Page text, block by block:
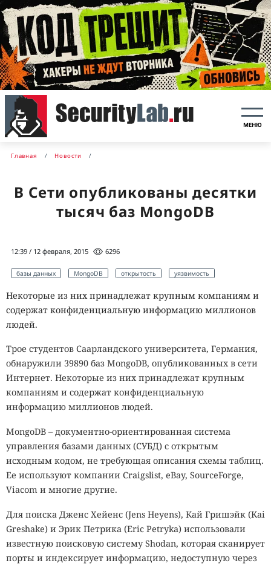
МЕНЮ
Главная Новости
В Сети опубликованы десятки
тысяч баз MongoDB
12:39 / 12 февраля, 2015 6296
базы данных MongoDB открытость уязвимость
Некоторые из них принадлежат крупным компаниям и
содержат конфиденциальную информацию миллионов
людей.
Трое студентов Саарландского университета, Германия,
обнаружили 39890 баз MongoDB, опубликованных в сети
Интернет. Некоторые из них принадлежат крупным
компаниям и содержат конфиденциальную
информацию миллионов людей.
MongoDB – документно-ориентированная система
управления базами данных (СУБД) с открытым
исходным кодом, не требующая описания схемы таблиц.
Ее используют компании Craigslist, eBay, SourceForge,
Viacom и многие другие.
Для поиска Дженс Хейенс (Jens Heyens), Кай Гришэйк (Kai
Greshake) и Эрик Петрика (Eric Petryka) использовали
известную поисковую систему Shodan, которая сканирует
порты и индексирует информацию, недоступную через